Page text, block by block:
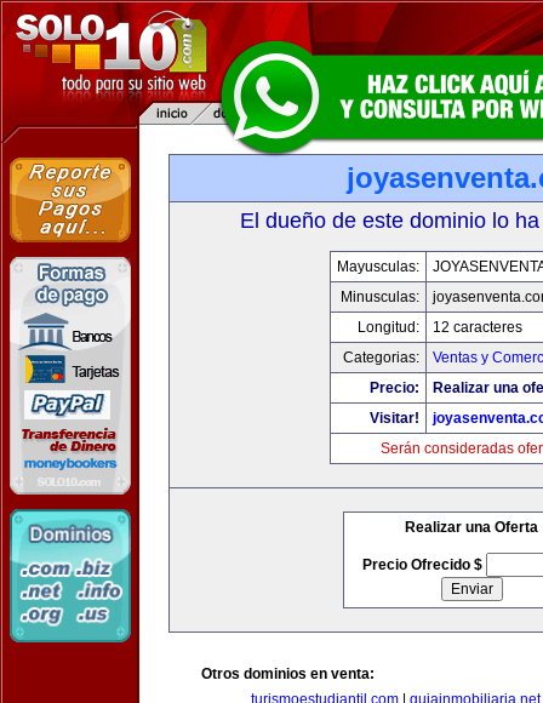
El dueño de este dominio lo
Mayusculas:
Minusculas:
Longitud:
12 caracteres
Categorias:
Ventas y
Precio:
Realizar una
Visitar!
Serán consideradas
Realizar una Oferta
Precio Ofrecido $
Otros dominios en venta:
turismoestudiantil.com| guiainmobiliaria.net